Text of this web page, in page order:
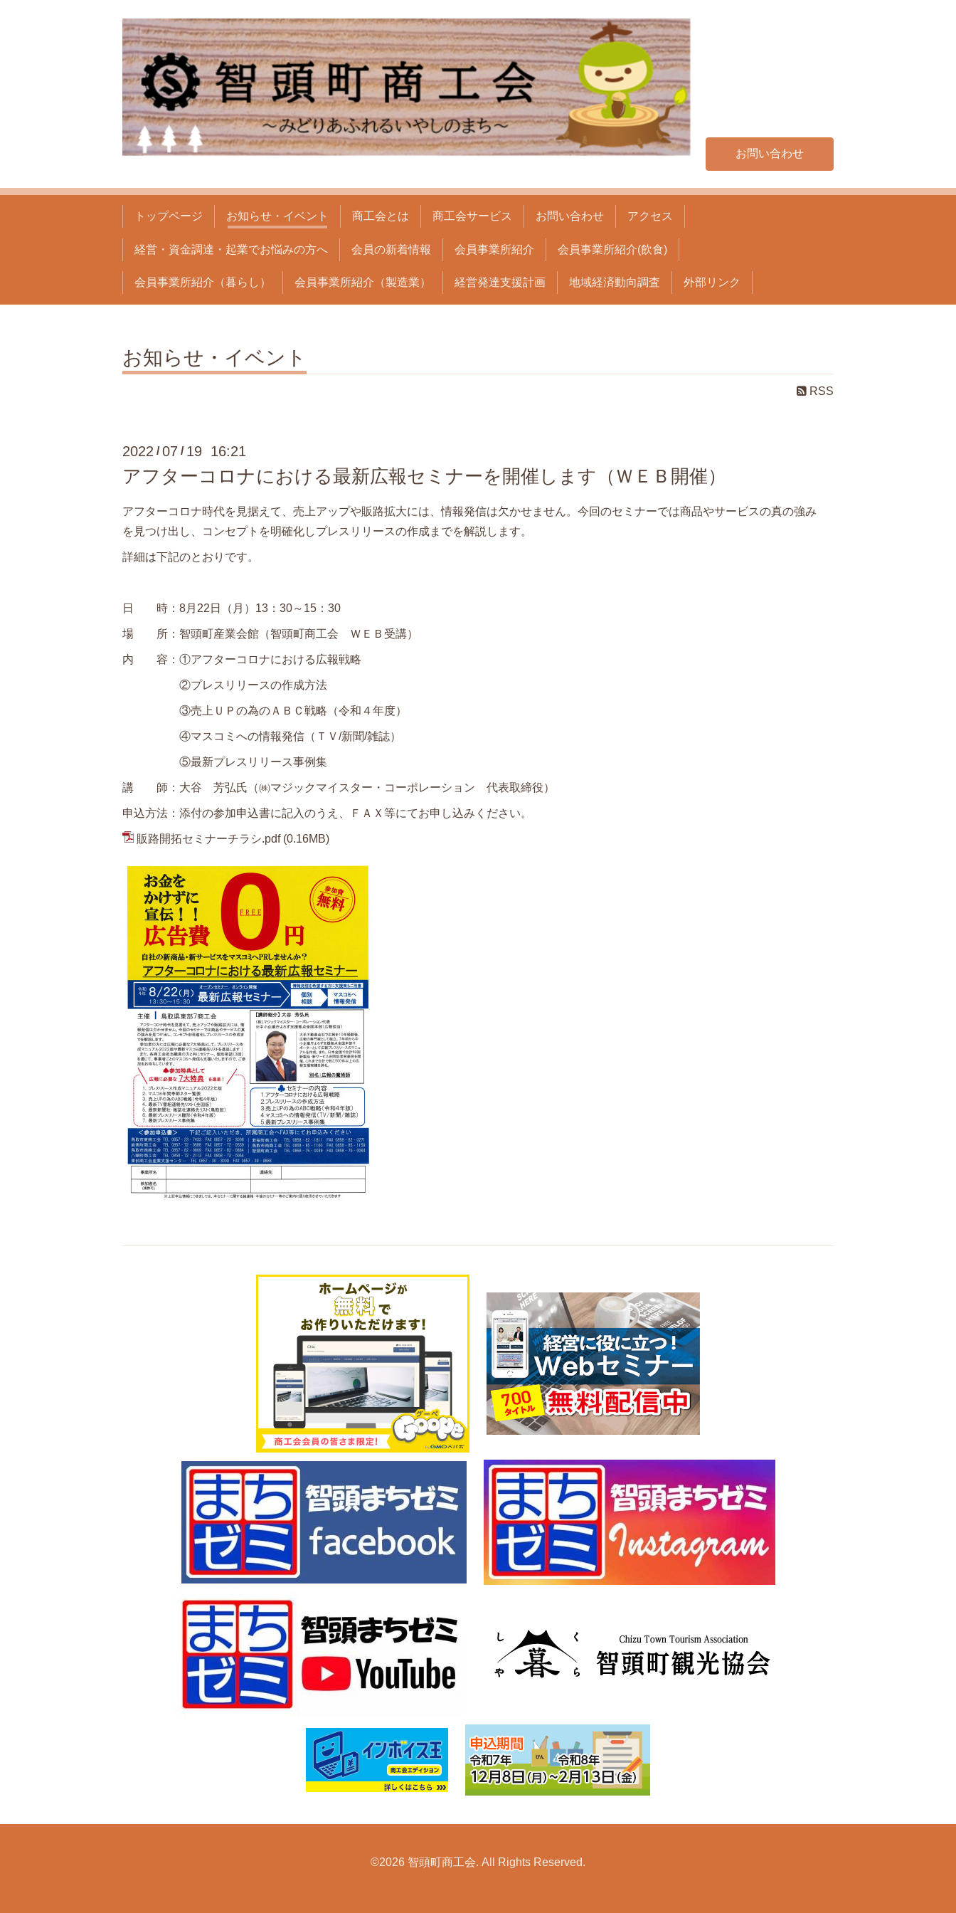
お問い合わせ
トップページ お知らせ・イベント 商工会とは 商工会サービス お問い合わせ アクセス
経営・資金調達・起業でお悩みの方へ 会員の新着情報 会員事業所紹介 会員事業所紹介(飲食)
会員事業所紹介（暮らし） 会員事業所紹介（製造業） 経営発達支援計画 地域経済動向調査 外部リンク
お知らせ・イベント
RSS
2022 /07 / 19 16:21
アフターコロナにおける最新広報セミナーを開催します（ＷＥＢ開催）
アフターコロナ時代を見据えて、売上アップや販路拡大には、情報発信は欠かせません。今回のセミナーでは商品やサービスの真の強み
を見つけ出し、コンセプトを明確化しプレスリリースの作成までを解説します。
詳細は下記のとおりです。
日 時：8月22日（月）13：30～15：30
場 所：智頭町産業会館（智頭町商工会 ＷＥＢ受講）
内 容：①アフターコロナにおける広報戦略
②プレスリリースの作成方法
③売上ＵＰの為のＡＢＣ戦略（令和４年度）
④マスコミへの情報発信（ＴＶ/新聞/雑誌）
⑤最新プレスリリース事例集
講 師：大谷 芳弘氏（㈱マジックマイスター・コーポレーション 代表取締役）
申込方法：添付の参加申込書に記入のうえ、ＦＡＸ等にてお申し込みください。
販路開拓セミナーチラシ.pdf (0.16MB)
©2026 智頭町商工会. All Rights Reserved.